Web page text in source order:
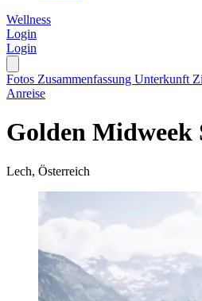
Wellness
Login
Login
Fotos Zusammenfassung Unterkunft
Anreise
Golden Midweek
Lech, Österreich